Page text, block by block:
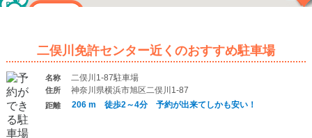
二俣川免許センター近くのおすすめ駐車場
名称 二俣川1-87駐車場
住所 神奈川県横浜市旭区二俣川1-87
距離 206 m 徒歩2～4分 予約が出来てしかも安い！